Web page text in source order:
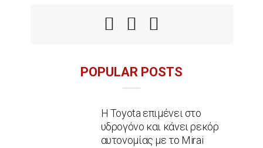
POPULAR POSTS
Η Toyota επιμένει στο
υδρογόνο και κάνει ρεκόρ
αυτονομίας με το Mirai